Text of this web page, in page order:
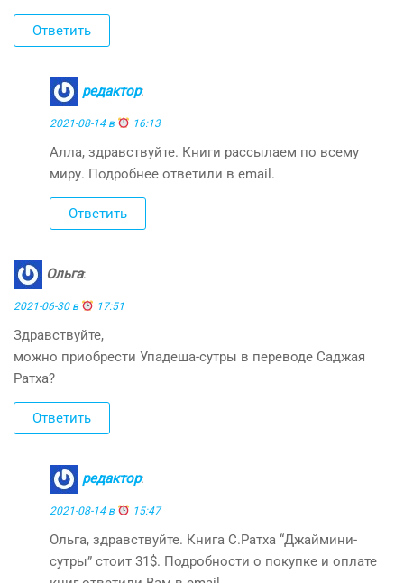
Ответить
редактор:
2021-08-14 в 16:13
Алла, здравствуйте. Книги рассылаем по всему
миру. Подробнее ответили в email.
Ответить
Ольга:
2021-06-30 в 17:51
Здравствуйте,
можно приобрести Упадеша-сутры в переводе Саджая
Ратха?
Ответить
редактор:
2021-08-14 в 15:47
Ольга, здравствуйте. Книга С.Ратха “Джаймини-
сутры” стоит 31$. Подробности о покупке и оплате